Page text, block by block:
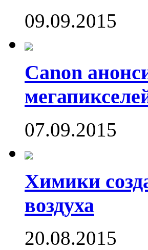
09.09.2015
Canon
07.09.2015
Химики
воздуха
20.08.2015